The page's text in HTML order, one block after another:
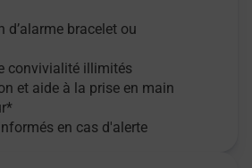
d’alarme bracelet ou
convivialité illimités
et aide à la prise en main
en cas d'alerte